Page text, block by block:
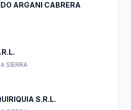
ARGANI CABRERA
SIERRA
S.R.L.